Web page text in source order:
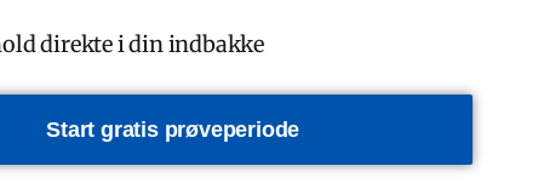
direkte i din indbakke
Start gratis prøveperiode